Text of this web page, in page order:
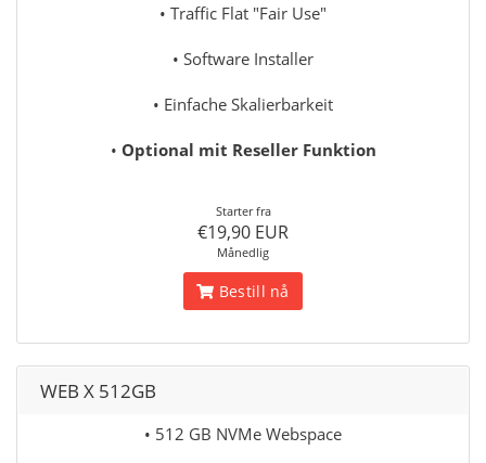
• Traffic Flat "Fair Use"
• Software Installer
• Einfache Skalierbarkeit
• Optional mit Reseller Funktion
Starter fra
€19,90 EUR
Månedlig
Bestill nå
WEB X 512GB
• 512 GB NVMe Webspace